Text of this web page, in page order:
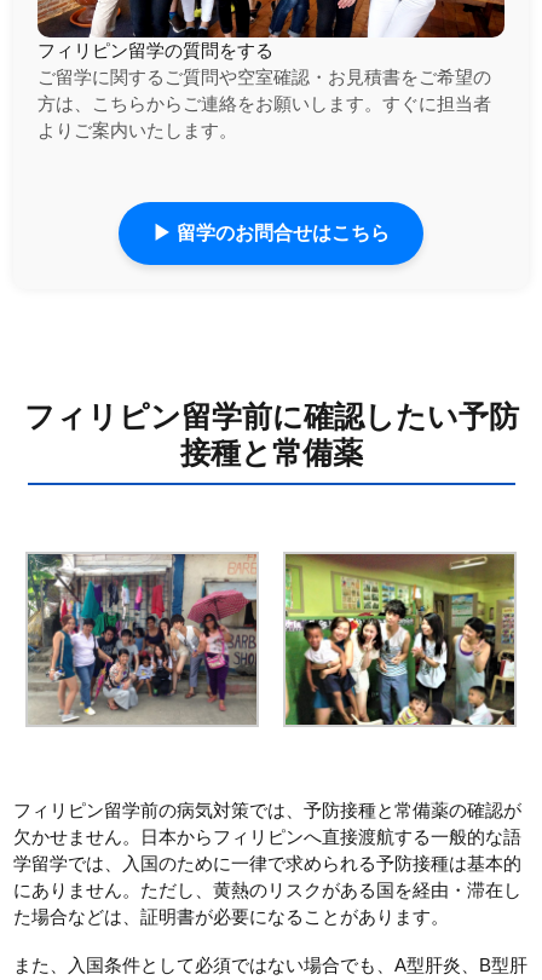
フィリピン留学の質問をする
ご留学に関するご質問や空室確認・お見積書をご希望の
方は、こちらからご連絡をお願いします。すぐに担当者
よりご案内いたします。
▶ 留学のお問合せはこちら
フィリピン留学前に確認したい予防
接種と常備薬
フィリピン留学前の病気対策では、予防接種と常備薬の確認が
欠かせません。日本からフィリピンへ直接渡航する一般的な語
学留学では、入国のために一律で求められる予防接種は基本的
にありません。ただし、黄熱のリスクがある国を経由・滞在し
た場合などは、証明書が必要になることがあります。
また、入国条件として必須ではない場合でも、A型肝炎、B型肝